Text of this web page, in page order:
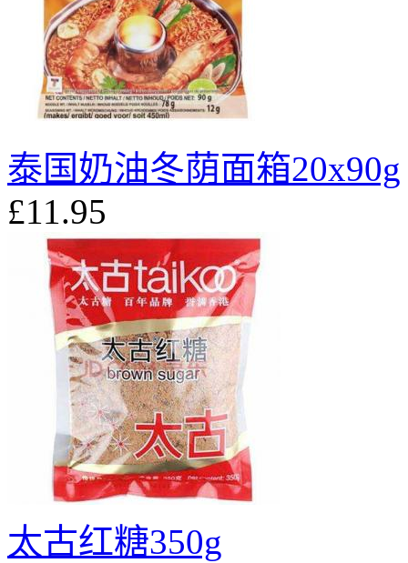
泰国奶油冬荫面箱20x90g
£11.95
太古红糖350g